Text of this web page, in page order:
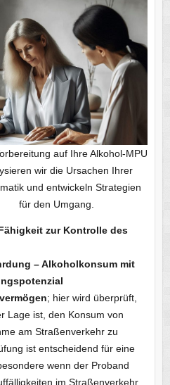
auf Ihre Alkohol-MPU
wir die Ursachen Ihrer
und entwickeln Strategien
für den Umgang.
zur Kontrolle des
– Alkoholkonsum mit
; hier wird überprüft,
Lage ist, den Konsum von
am Straßenverkehr zu
ist entscheidend für eine
wenn der Proband
im Straßenverkehr